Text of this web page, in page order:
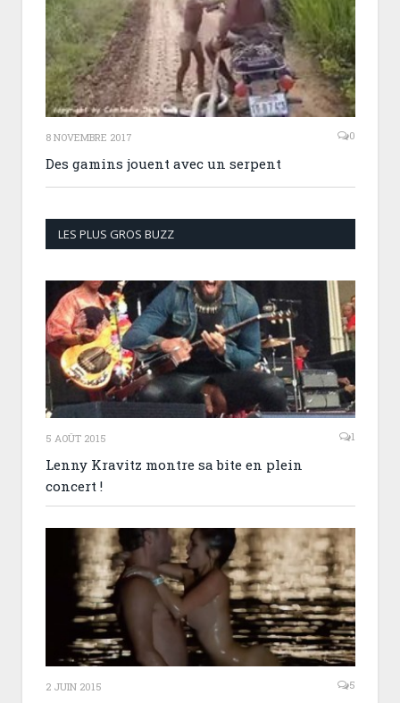
8 NOVEMBRE 2017 0
Des gamins jouent avec un serpent
LES PLUS GROS BUZZ
5 AOÛT 2015 1
Lenny Kravitz montre sa bite en plein
concert !
2 JUIN 2015 5